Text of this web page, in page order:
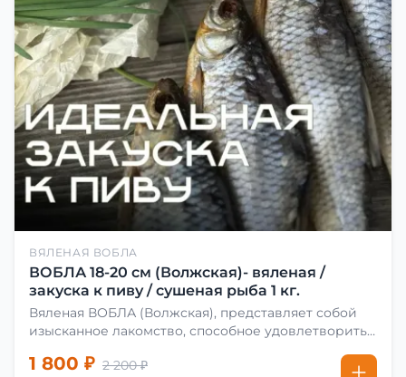
ВЯЛЕНАЯ ВОБЛА
ВОБЛА 18-20 см (Волжская)- вяленая /
закуска к пиву / сушеная рыба 1 кг.
Вяленая ВОБЛА (Волжская), представляет собой
изысканное лакомство, способное удовлетворить
сделать вяленую воблу, её сначала хорошо солят.
1 800 ₽ 2 200 ₽